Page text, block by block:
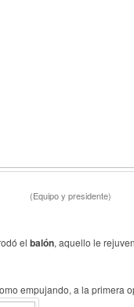
(Equipo y presidente)
el balón, aquello le
empujando, a la primera